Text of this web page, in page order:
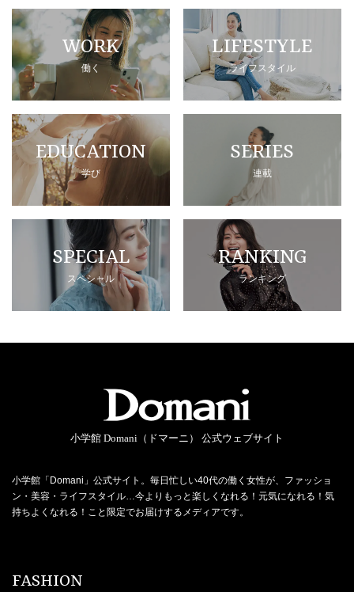
WORK
働く
LIFESTYLE
ライフスタイル
EDUCATION
学び
SERIES
連載
SPECIAL
スペシャル
RANKING
ランキング
小学館 Domani（ドマーニ） 公式ウェブサイト
小学館「Domani」公式サイト。毎日忙しい40代の働く女性が、ファッショ
ン・美容・ライフスタイル…今よりもっと楽しくなれる！元気になれる！気
持ちよくなれる！こと限定でお届けするメディアです。
FASHION